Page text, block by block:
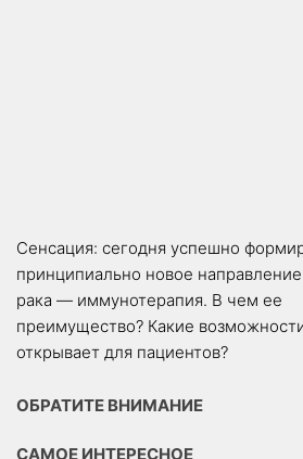
Сенсация: сегодня успешно
принципиально новое
рака — иммунотерапия. В чем ее
преимущество? Какие
открывает для пациентов?
ОБРАТИТЕ ВНИМАНИЕ
САМОЕ ИНТЕРЕСНОЕ